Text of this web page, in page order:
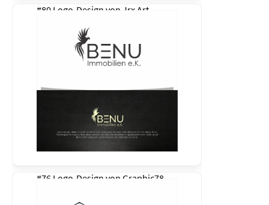
#80 Logo-Design von Jrx Art
#76 Logo-Design von Graphic78